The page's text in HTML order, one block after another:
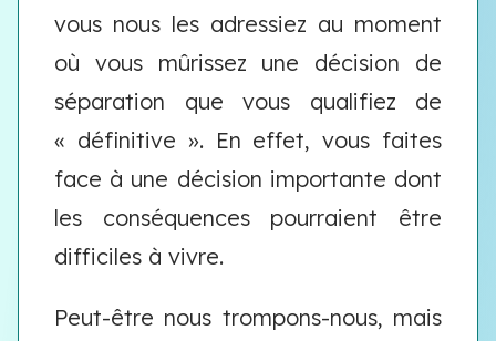
vous nous les adressiez au moment
où vous mûrissez une décision de
séparation que vous qualifiez de
« définitive ». En effet, vous faites
face à une décision importante dont
les conséquences pourraient être
difficiles à vivre.
Peut-être nous trompons-nous, mais